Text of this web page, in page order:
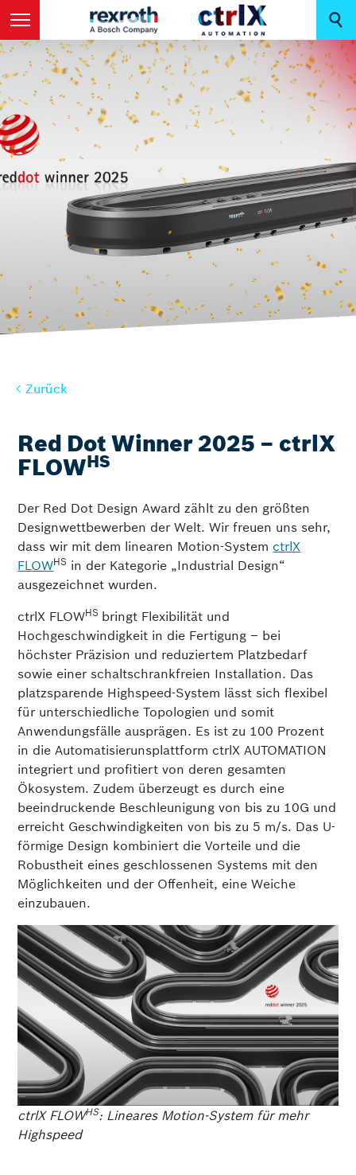
Zurück
Red Dot Winner 2025 – ctrlX
FLOWHS
Der Red Dot Design Award zählt zu den größten
Designwettbewerben der Welt. Wir freuen uns sehr,
dass wir mit dem linearen Motion-System ctrlX
FLOWHS in der Kategorie „Industrial Design“
ausgezeichnet wurden.
ctrlX FLOWHS bringt Flexibilität und
Hochgeschwindigkeit in die Fertigung – bei
höchster Präzision und reduziertem Platzbedarf
sowie einer schaltschrankfreien Installation. Das
platzsparende Highspeed-System lässt sich flexibel
für unterschiedliche Topologien und somit
Anwendungsfälle ausprägen. Es ist zu 100 Prozent
in die Automatisierunsplattform ctrlX AUTOMATION
integriert und profitiert von deren gesamten
Ökosystem. Zudem überzeugt es durch eine
beeindruckende Beschleunigung von bis zu 10G und
erreicht Geschwindigkeiten von bis zu 5 m/s. Das U-
förmige Design kombiniert die Vorteile und die
Robustheit eines geschlossenen Systems mit den
Möglichkeiten und der Offenheit, eine Weiche
einzubauen.
ctrlX FLOWHS: Lineares Motion-System für mehr
Highspeed
Zurück